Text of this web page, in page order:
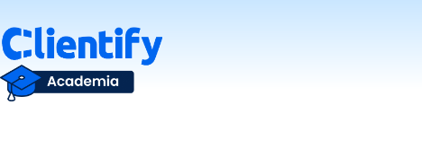
al
contenido